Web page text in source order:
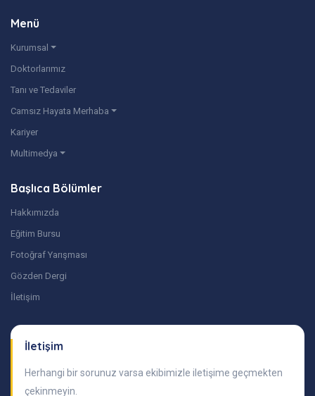
Menü
Kurumsal
Doktorlarımız
Tanı ve Tedaviler
Camsız Hayata Merhaba
Kariyer
Multimedya
Başlıca Bölümler
Hakkımızda
Eğitim Bursu
Fotoğraf Yarışması
Gözden Dergi
İletişim
İletişim
Herhangi bir sorunuz varsa ekibimizle iletişime geçmekten
çekinmeyin.